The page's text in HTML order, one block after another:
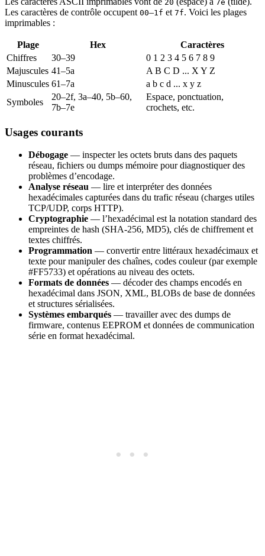
20 7e
Les caractères de contrôle occupent 00–1f et 7f. Voici les plages
imprimables :
Plage Hex
Caractères
Chiffres
30–39
0 1 2 3 4 5 6 7 8 9
Majuscules 41–5a
A B C D ... X Y Z
Minuscules 61–7a
a b c d ... x y z
Symboles
20–2f, 3a–40, 5b–60,
7b–7e
Espace, ponctuation,
crochets, etc.
Usages courants
Débogage — inspecter les octets bruts dans des paquets
réseau, fichiers ou dumps mémoire pour diagnostiquer des
problèmes d’encodage.
Analyse réseau — lire et interpréter des données
hexadécimales capturées dans du trafic réseau (charges utiles
TCP/UDP, corps HTTP).
Cryptographie — l’hexadécimal est la notation standard des
empreintes de hash (SHA-256, MD5), clés de chiffrement et
textes chiffrés.
Programmation — convertir entre littéraux hexadécimaux et
texte pour manipuler des chaînes, codes couleur (par exemple
#FF5733) et opérations au niveau des octets.
Formats de données — décoder des champs encodés en
hexadécimal dans JSON, XML, BLOBs de base de données
et structures sérialisées.
Systèmes embarqués — travailler avec des dumps de
firmware, contenus EEPROM et données de communication
série en format hexadécimal.